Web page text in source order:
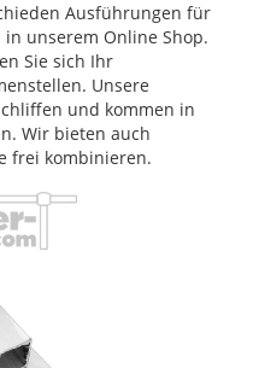
Ausführungen für
unserem Online Shop.
Sie sich Ihr
Unsere
und kommen in
Wir bieten auch
frei kombinieren.